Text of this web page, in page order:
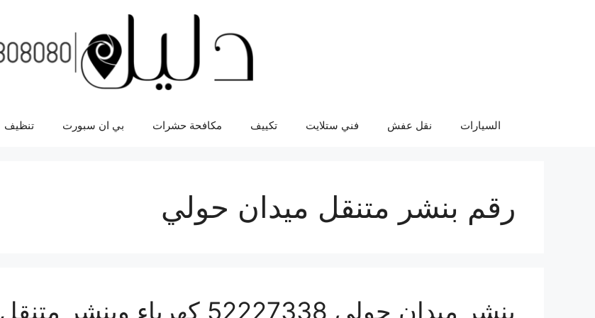
السيارات نقل عفش فني ستلايت تكييف مكافحة حشرات بي ان سبورت تنظيف
رقم بنشر متنقل ميدان حولي
بنشر ميدان حولي 52227338 كهرباء وبنشر متنقل